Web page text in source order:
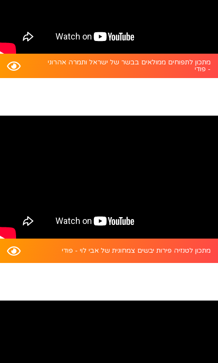
מתכון לתפוחים ממולאים בבשר של ישראל ותמרה אהרוני
- פודי
מתכון לטנזיה פירות יבשים צמחונית של אבי לוי - פודי